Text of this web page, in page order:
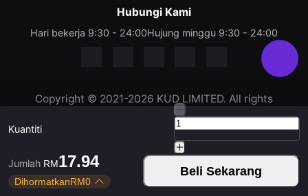
Kuantiti
Jumlah RM17.94
DihormatkanRM0
Beli Sekarang
Hubungi Kami
Hari bekerja 9:30 - 24:00Hujung minggu 9:30 - 24:00
Copyright © 2021-2026 KUD LIMITED. All rights
reserved.